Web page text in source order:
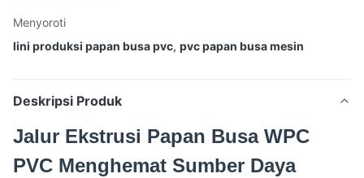
Menyoroti
lini produksi papan busa pvc, pvc papan busa mesin
Deskripsi Produk
Jalur Ekstrusi Papan Busa WPC
PVC Menghemat Sumber Daya